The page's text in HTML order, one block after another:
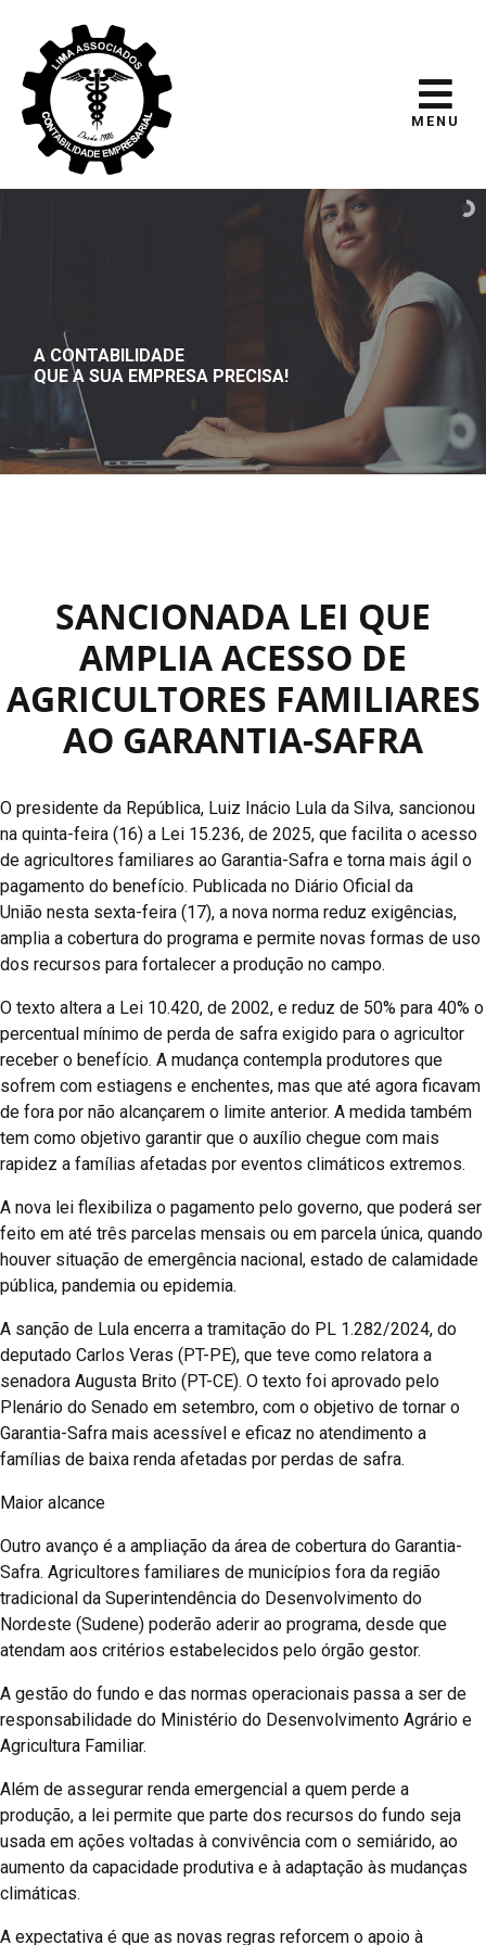
MENU
A CONTABILIDADE
QUE A SUA EMPRESA PRECISA!
SANCIONADA LEI QUE
AMPLIA ACESSO DE
AGRICULTORES FAMILIARES
AO GARANTIA-SAFRA
O presidente da República, Luiz Inácio Lula da Silva, sancionou
na quinta-feira (16) a Lei 15.236, de 2025, que facilita o acesso
de agricultores familiares ao Garantia-Safra e torna mais ágil o
pagamento do benefício. Publicada no Diário Oficial da
União nesta sexta-feira (17), a nova norma reduz exigências,
amplia a cobertura do programa e permite novas formas de uso
dos recursos para fortalecer a produção no campo.
O texto altera a Lei 10.420, de 2002, e reduz de 50% para 40% o
percentual mínimo de perda de safra exigido para o agricultor
receber o benefício. A mudança contempla produtores que
sofrem com estiagens e enchentes, mas que até agora ficavam
de fora por não alcançarem o limite anterior. A medida também
tem como objetivo garantir que o auxílio chegue com mais
rapidez a famílias afetadas por eventos climáticos extremos.
A nova lei flexibiliza o pagamento pelo governo, que poderá ser
feito em até três parcelas mensais ou em parcela única, quando
houver situação de emergência nacional, estado de calamidade
pública, pandemia ou epidemia.
A sanção de Lula encerra a tramitação do PL 1.282/2024, do
deputado Carlos Veras (PT-PE), que teve como relatora a
senadora Augusta Brito (PT-CE). O texto foi aprovado pelo
Plenário do Senado em setembro, com o objetivo de tornar o
Garantia-Safra mais acessível e eficaz no atendimento a
famílias de baixa renda afetadas por perdas de safra.
Maior alcance
Outro avanço é a ampliação da área de cobertura do Garantia-
Safra. Agricultores familiares de municípios fora da região
tradicional da Superintendência do Desenvolvimento do
Nordeste (Sudene) poderão aderir ao programa, desde que
atendam aos critérios estabelecidos pelo órgão gestor.
A gestão do fundo e das normas operacionais passa a ser de
responsabilidade do Ministério do Desenvolvimento Agrário e
Agricultura Familiar.
Além de assegurar renda emergencial a quem perde a
produção, a lei permite que parte dos recursos do fundo seja
usada em ações voltadas à convivência com o semiárido, ao
aumento da capacidade produtiva e à adaptação às mudanças
climáticas.
A expectativa é que as novas regras reforcem o apoio à